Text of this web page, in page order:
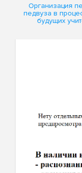
Организация
педвуза в
будущих